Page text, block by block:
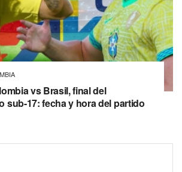
vs Brasil, final del
sub-17: fecha y hora del partido